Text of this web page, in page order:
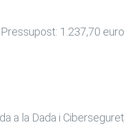
1.237,70
a la Dada i